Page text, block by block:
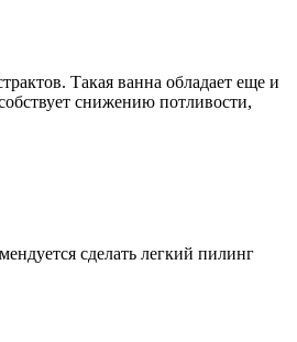
Такая ванна обладает еще и
снижению потливости,
сделать легкий пилинг